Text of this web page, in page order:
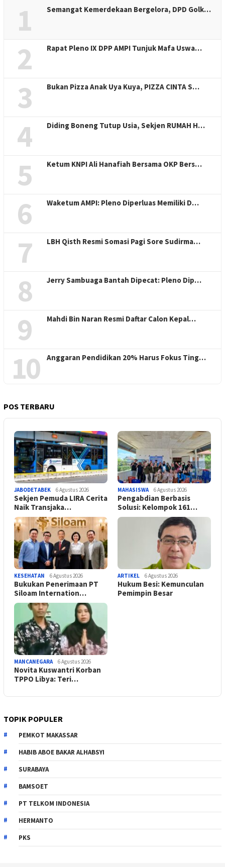
1 Semangat Kemerdekaan Bergelora, DPD Golk…
2 Rapat Pleno IX DPP AMPI Tunjuk Mafa Uswa…
3 Bukan Pizza Anak Uya Kuya, PIZZA CINTA S…
4 Diding Boneng Tutup Usia, Sekjen RUMAH H…
5 Ketum KNPI Ali Hanafiah Bersama OKP Bers…
6 Waketum AMPI: Pleno Diperluas Memiliki D…
7 LBH Qisth Resmi Somasi Pagi Sore Sudirma…
8 Jerry Sambuaga Bantah Dipecat: Pleno Dip…
9 Mahdi Bin Naran Resmi Daftar Calon Kepal…
10 Anggaran Pendidikan 20% Harus Fokus Ting…
POS TERBARU
JABODETABEK 6 Agustus 2026
Sekjen Pemuda LIRA Cerita
Naik Transjaka…
MAHASISWA 6 Agustus 2026
Pengabdian Berbasis
Solusi: Kelompok 161…
KESEHATAN 6 Agustus 2026
Bukukan Penerimaan PT
Siloam Internation…
ARTIKEL 6 Agustus 2026
Hukum Besi: Kemunculan
Pemimpin Besar
MANCANEGARA 6 Agustus 2026
Novita Kuswantri Korban
TPPO Libya: Teri…
TOPIK POPULER
PEMKOT MAKASSAR
HABIB ABOE BAKAR ALHABSYI
SURABAYA
BAMSOET
PT TELKOM INDONESIA
HERMANTO
PKS